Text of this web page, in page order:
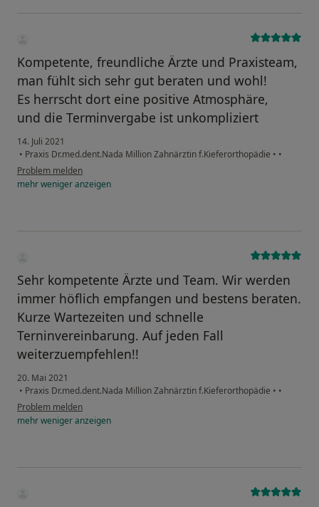
Kompetente, freundliche Ärzte und Praxisteam,
man fühlt sich sehr gut beraten und wohl!
Es herrscht dort eine positive Atmosphäre,
und die Terminvergabe ist unkompliziert
14. Juli 2021
• Praxis Dr.med.dent.Nada Million Zahnärztin f.Kieferorthopädie • •
Problem melden
mehrwenigeranzeigen
Sehr kompetente Ärzte und Team. Wir werden
immer höflich empfangen und bestens beraten.
Kurze Wartezeiten und schnelle
Terninvereinbarung. Auf jeden Fall
weiterzuempfehlen!!
20. Mai 2021
• Praxis Dr.med.dent.Nada Million Zahnärztin f.Kieferorthopädie • •
Problem melden
mehrwenigeranzeigen